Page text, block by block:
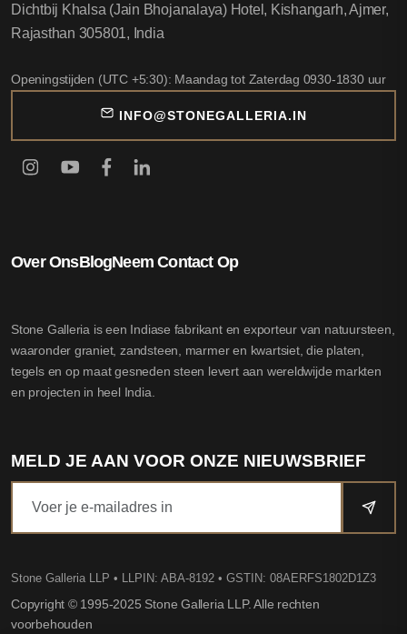
Over OnsBlogNeem Contact Op
Stone Galleria is een Indiase fabrikant en exporteur van natuursteen,
waaronder graniet, zandsteen, marmer en kwartsiet, die platen,
tegels en op maat gesneden steen levert aan wereldwijde markten
en projecten in heel India.
MELD JE AAN VOOR ONZE NIEUWSBRIEF
Stone Galleria LLP • LLPIN: ABA-8192 • GSTIN: 08AERFS1802D1Z3
Copyright © 1995-2025 Stone Galleria LLP. Alle rechten
voorbehouden
Dichtbij Khalsa (Jain Bhojanalaya) Hotel, Kishangarh, Ajmer,
Rajasthan 305801, India
Openingstijden (UTC +5:30): Maandag tot Zaterdag 0930-1830 uur
INFO@STONEGALLERIA.IN